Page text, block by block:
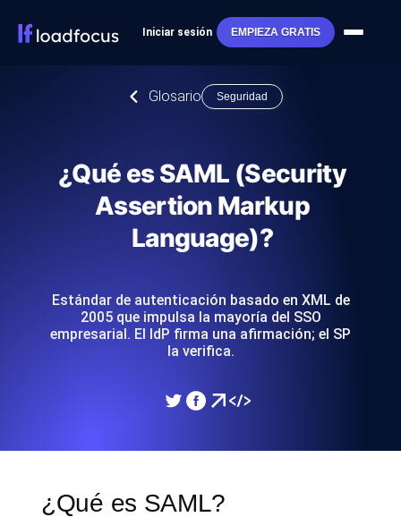
Iniciar sesión EMPIEZA GRATIS
Glosario Seguridad
¿Qué es SAML (Security
Assertion Markup
Language)?
Estándar de autenticación basado en XML de
2005 que impulsa la mayoría del SSO
empresarial. El IdP firma una afirmación; el SP
la verifica.
¿Qué es SAML?